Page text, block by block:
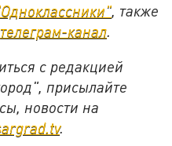
также
телеграм-канал
с редакцией
присылайте
новости на
.